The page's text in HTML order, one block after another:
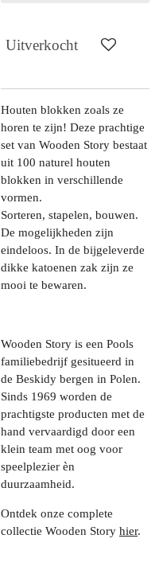
Uitverkocht
Houten blokken zoals ze
horen te zijn! Deze prachtige
set van Wooden Story bestaat
uit 100 naturel houten
blokken in verschillende
vormen.
Sorteren, stapelen, bouwen.
De mogelijkheden zijn
eindeloos. In de bijgeleverde
dikke katoenen zak zijn ze
mooi te bewaren.
Wooden Story is een Pools
familiebedrijf gesitueerd in
de Beskidy bergen in Polen.
Sinds 1969 worden de
prachtigste producten met de
hand vervaardigd door een
klein team met oog voor
speelplezier èn
duurzaamheid.
Ontdek onze complete
collectie Wooden Story hier.